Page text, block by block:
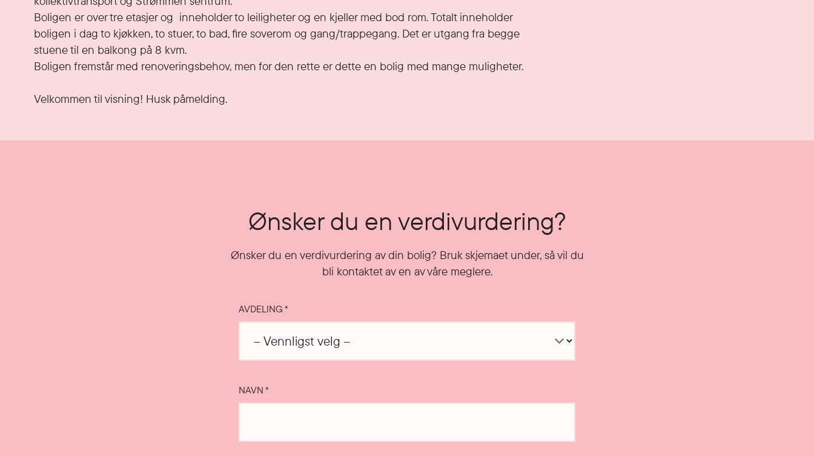
Boligen er over tre etasjer og  inneholder to leiligheter og en kjeller med bod rom. Totalt inneholder
boligen i dag to kjøkken, to stuer, to bad, fire soverom og gang/trappegang. Det er utgang fra begge
stuene til en balkong på 8 kvm.
Boligen fremstår med renoveringsbehov, men for den rette er dette en bolig med mange muligheter.
Velkommen til visning! Husk påmelding.
Ønsker du en verdivurdering?
Ønsker du en verdivurdering av din bolig? Bruk skjemaet under, så vil du
bli kontaktet av en av våre meglere.
AVDELING*
NAVN*